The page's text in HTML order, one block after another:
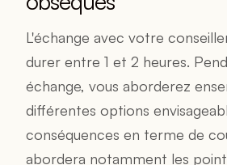
L'échange avec votre
durer entre 1 et 2 heures.
échange, vous aborderez
différentes options
conséquences en terme de
abordera notamment les